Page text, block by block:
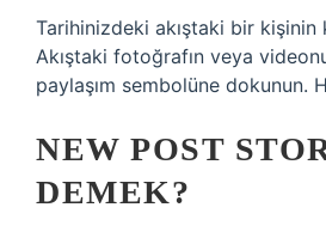
Tarihinizdeki akıştaki bir kişinin
Akıştaki fotoğrafın veya
paylaşım sembolüne dokunun.
NEW POST
DEMEK?